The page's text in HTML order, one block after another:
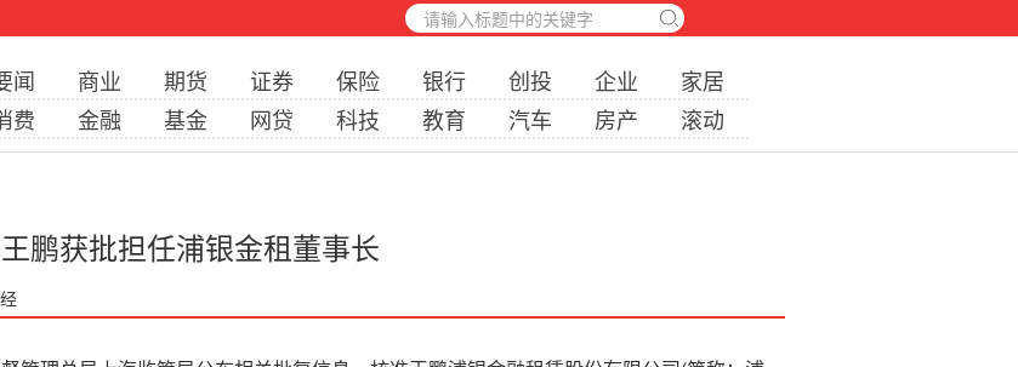
闻 商业 期货 证券 保险 银行 创投 企业
家居
费 金融 基金 网贷 科技 教育 汽车 房产 滚动
王鹏获批担任浦银金租董事长